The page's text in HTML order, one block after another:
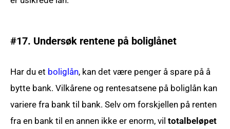
#17. Undersøk rentene på boliglånet
Har du et boliglån, kan det være penger å spare på å
bytte bank. Vilkårene og rentesatsene på boliglån kan
variere fra bank til bank. Selv om forskjellen på renten
fra en bank til en annen ikke er enorm, viltotalbeløpet